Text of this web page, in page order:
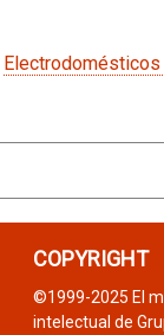
COPYRIGHT
©1999-2025 El
intelectual de